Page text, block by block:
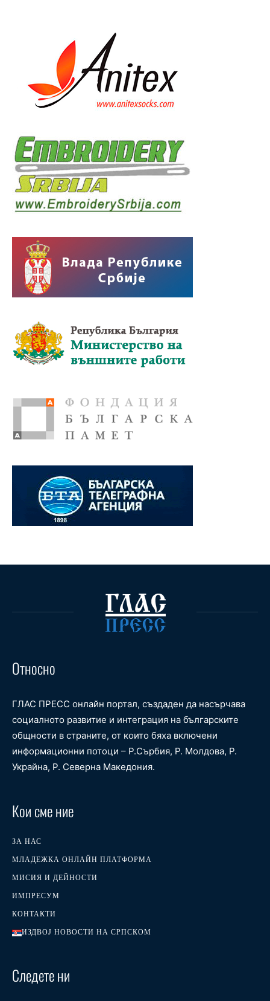
Относно
ГЛАС ПРЕСС онлайн портал, създаден да насърчава
социалното развитие и интеграция на българските
общности в страните, от които бяха включени
информационни потоци – Р.Сърбия, Р. Молдова, Р.
Украйна, Р. Северна Македония.
Кои сме ние
ЗА НАС
МЛАДЕЖКА ОНЛАЙН ПЛАТФОРМА
МИСИЯ И ДЕЙНОСТИ
ИМПРЕСУМ
КОНТАКТИ
ИЗДВОЈ НОВОСТИ НА СРПСКОМ
Следете ни